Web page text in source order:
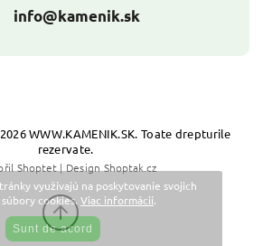
využívajú na poskytovanie svojich
cookies. Viac informácií.
Sunt de acord
info@kamenik.sk
WWW.KAMENIK.SK. Toate drepturile
rezervate.
Shoptet| DesignShoptak.cz